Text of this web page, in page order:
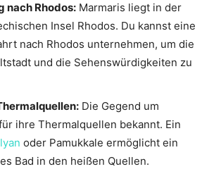
nach Rhodos: Marmaris liegt in der
Insel Rhodos. Du kannst eine
nach Rhodos unternehmen, um die
und die Sehenswürdigkeiten zu
Die Gegend um
ihre Thermalquellen bekannt. Ein
oder Pamukkale ermöglicht ein
Bad in den heißen Quellen.